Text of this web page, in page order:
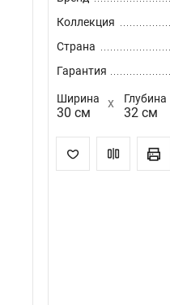
Коллекция
Страна
Гарантия
Ширина
30 см
Глубина
32 см